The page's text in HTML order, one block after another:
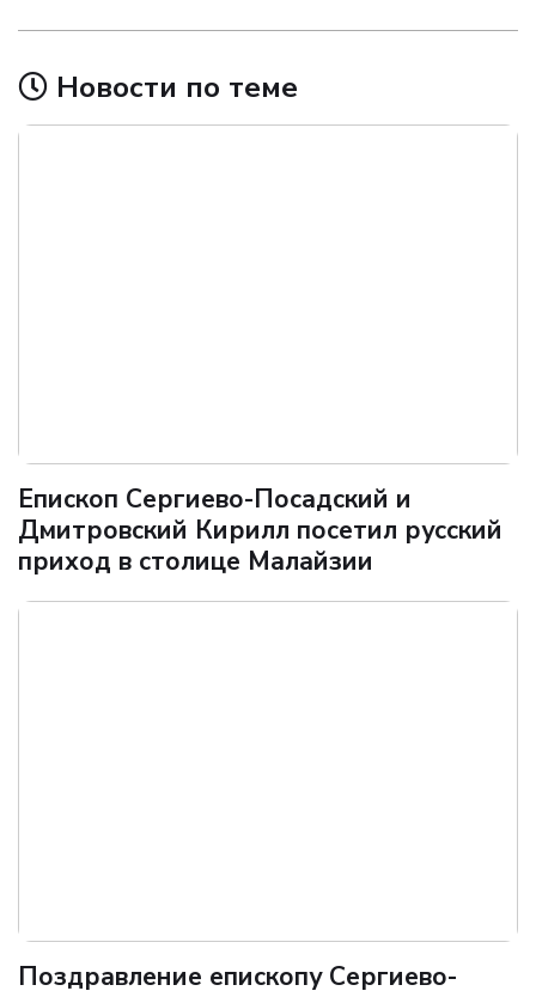
Новости по теме
Епископ Сергиево-Посадский и
Дмитровский Кирилл посетил русский
приход в столице Малайзии
Поздравление епископу Сергиево-